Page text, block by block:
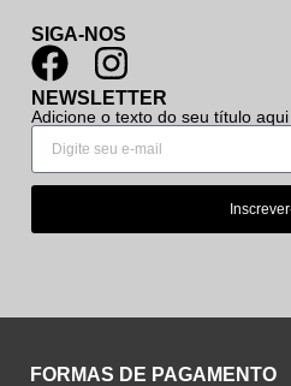
SIGA-NOS
NEWSLETTER
Adicione o texto do seu título aqui
FORMAS DE PAGAMENTO